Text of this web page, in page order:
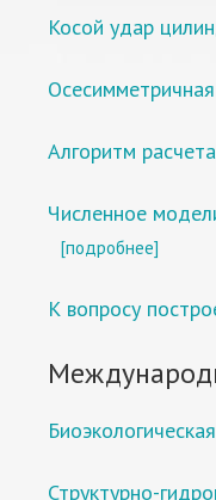
Косой удар
Алгоритм
Численное
[подробнее]
К вопросу
Структурно-